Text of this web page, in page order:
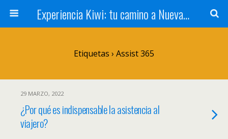
Experiencia Kiwi: tu camino a Nueva Zelanda
Etiquetas › Assist 365
29 MARZO, 2022
¿Por qué es indispensable la asistencia al
viajero?